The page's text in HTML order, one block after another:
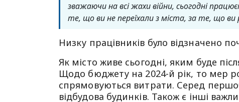
зважаючи на всі жахи війни, сьогодні
те, що ви не переїхали з міста, за те, що
Низку працівників було відзначено
Як місто живе сьогодні, яким буде
Щодо бюджету на 2024-й рік, то мер
спрямовуються витрати. Серед
відбудова будинків. Також є інші